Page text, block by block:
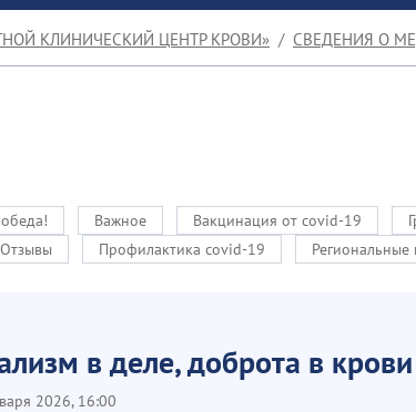
КЛИНИЧЕСКИЙ ЦЕНТР КРОВИ» СВЕДЕНИЯ О
Важное Вакцинация от covid-19
Отзывы Профилактика covid-19 Региональные
в деле, доброта в крови
2026, 16:00